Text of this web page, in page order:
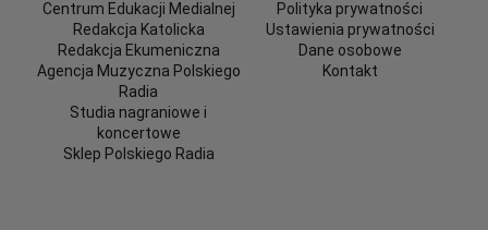
Centrum Edukacji Medialnej
Redakcja Katolicka
Redakcja Ekumeniczna
Agencja Muzyczna Polskiego
Radia
Studia nagraniowe i
koncertowe
Sklep Polskiego Radia
Polityka prywatności
Ustawienia prywatności
Dane osobowe
Kontakt